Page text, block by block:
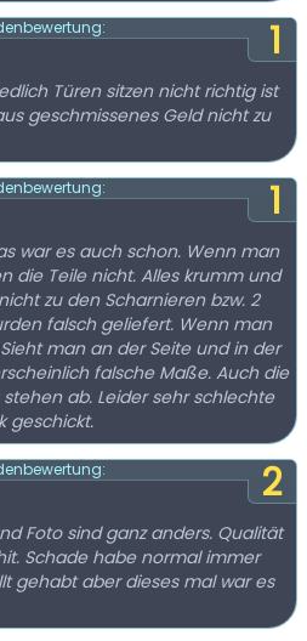
1
Türen sitzen nicht richtig ist
geschmissenes Geld nicht zu
1
war es auch schon. Wenn man
die Teile nicht. Alles krumm und
zu den Scharnieren bzw. 2
falsch geliefert. Wenn man
man an der Seite und in der
falsche Maße. Auch die
ab. Leider sehr schlechte
geschickt.
2
Foto sind ganz anders. Qualität
Schade habe normal immer
gehabt aber dieses mal war es